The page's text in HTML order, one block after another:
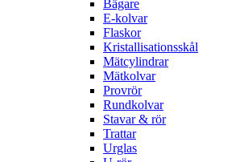
Bägare
E-kolvar
Flaskor
Kristallisationsskål
Mätcylindrar
Mätkolvar
Provrör
Rundkolvar
Stavar & rör
Trattar
Urglas